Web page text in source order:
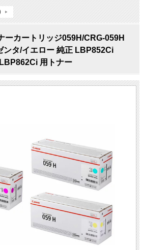
ーカートリッジ059H/CRG-059H
ンタ/イエロー 純正 LBP852Ci
用トナー